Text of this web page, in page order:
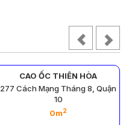
CAO ỐC THIÊN HÒA
277 Cách Mạng Tháng 8, Quận
10
0m2